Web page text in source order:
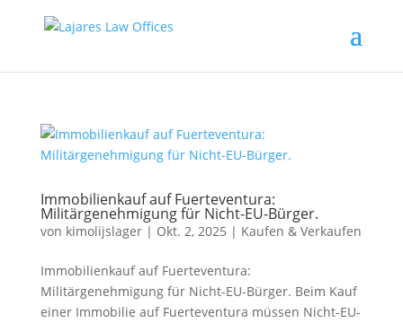
Immobilienkauf auf Fuerteventura:
Militärgenehmigung für Nicht-EU-Bürger.
von kimolijslager| Okt. 2, 2025 | Kaufen & Verkaufen
Immobilienkauf auf Fuerteventura:
Militärgenehmigung für Nicht-EU-Bürger. Beim Kauf
einer Immobilie auf Fuerteventura müssen Nicht-EU-